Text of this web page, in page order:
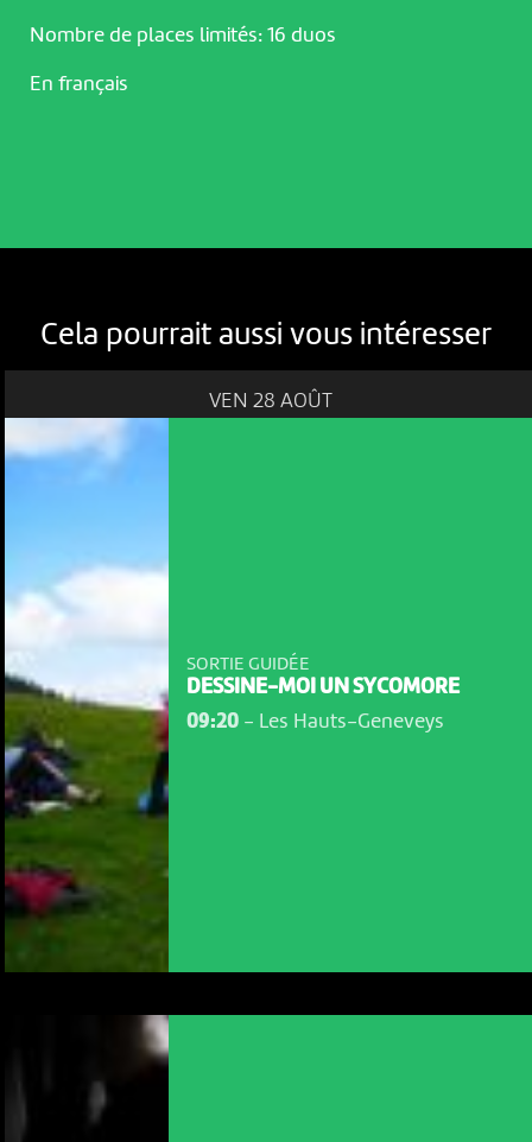
Nombre de places limités: 16 duos
En français
Cela pourrait aussi vous intéresser
VEN 28 AOÛT
SORTIE GUIDÉE
DESSINE-MOI UN SYCOMORE
09:20- Les Hauts-Geneveys